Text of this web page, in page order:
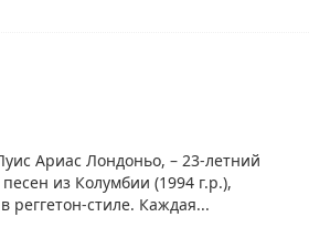
Ариас Лондоньо, – 23-летний
из Колумбии (1994 г.р.),
реггетон-стиле. Каждая...